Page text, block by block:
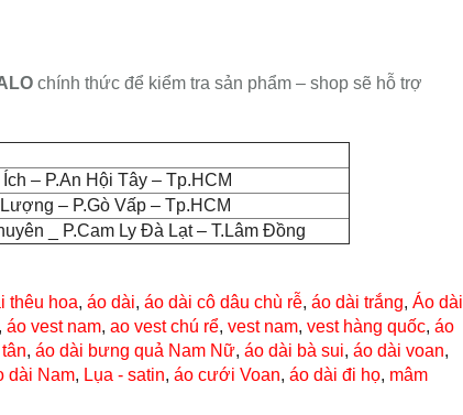
chính thức để kiểm tra sản phẩm – shop sẽ hỗ trợ
– P.An Hội Tây – Tp.HCM
– P.Gò Vấp – Tp.HCM
_ P.Cam Ly Đà Lạt – T.Lâm Đồng
thêu hoa, áo dài, áo dài cô dâu chù rễ, áo dài trắng, Áo dài
, áo vest nam, ao vest chú rể, vest nam, vest hàng quốc, áo
, áo dài bưng quả Nam Nữ, áo dài bà sui, áo dài voan,
dài Nam, Lụa - satin, áo cưới Voan, áo dài đi họ, mâm